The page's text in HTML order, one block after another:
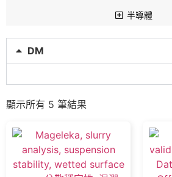
半導體
DM
顯示所有 5 筆結果